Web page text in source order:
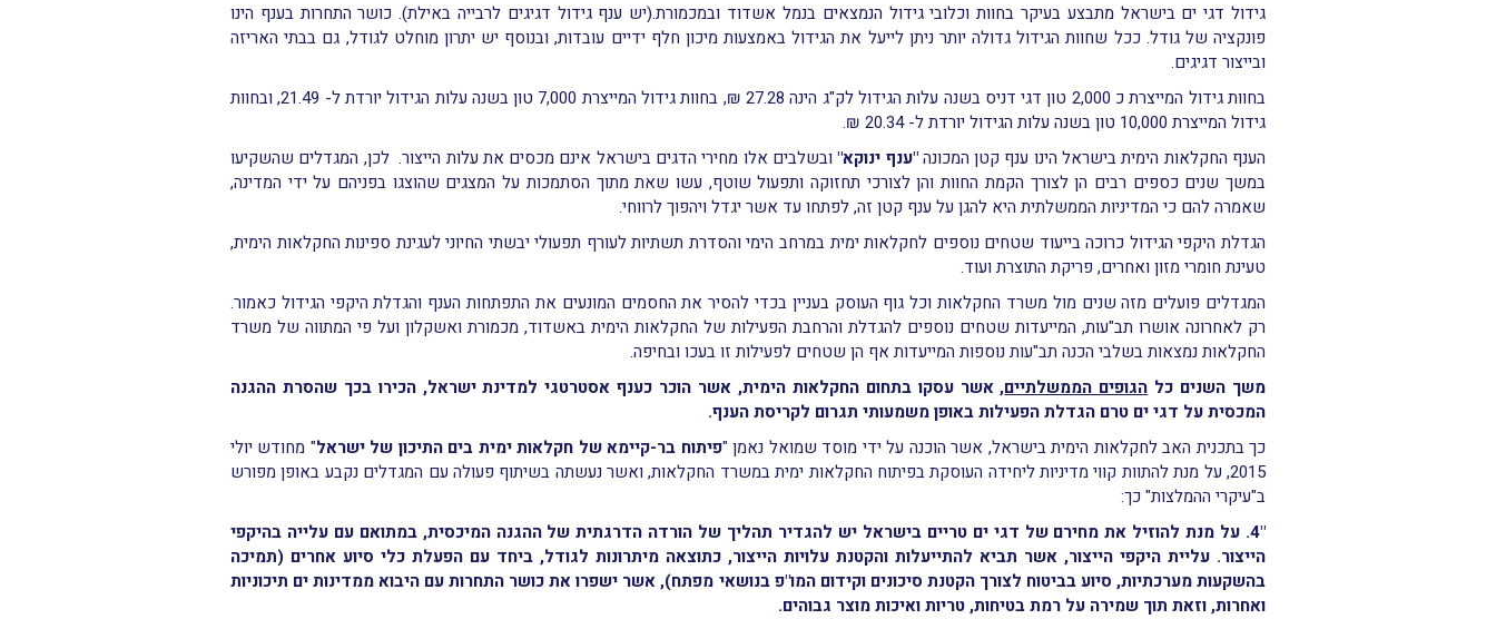
גידול דגי ים בישראל מתבצע בעיקר בחוות וכלובי גידול הנמצאים בנמל אשדוד ובמכמורת.(יש ענף גידול דגיגים לרבייה באילת). כושר התחרות בענף הינו
פונקציה של גודל. ככל שחוות הגידול גדולה יותר ניתן לייעל את הגידול באמצעות מיכון חלף ידיים עובדות, ובנוסף יש יתרון מוחלט לגודל, גם בבתי האריזה
ובייצור דגיגים.
בחוות גידול המייצרת כ 2,000 טון דגי דניס בשנה עלות הגידול לק"ג הינה 27.28 ₪, בחוות גידול המייצרת 7,000 טון בשנה עלות הגידול יורדת ל- 21.49, ובחוות
גידול המייצרת 10,000 טון בשנה עלות הגידול יורדת ל- 20.34 ₪.
הענף החקלאות הימית בישראל הינו ענף קטן המכונה"ענף ינוקא"ובשלבים אלו מחירי הדגים בישראל אינם מכסים את עלות הייצור. לכן, המגדלים שהשקיעו
במשך שנים כספים רבים הן לצורך הקמת החוות והן לצורכי תחזוקה ותפעול שוטף, עשו שאת מתוך הסתמכות על המצגים שהוצגו בפניהם על ידי המדינה,
שאמרה להם כי המדיניות הממשלתית היא להגן על ענף קטן זה, לפתחו עד אשר יגדל ויהפוך לרווחי.
הגדלת היקפי הגידול כרוכה בייעוד שטחים נוספים לחקלאות ימית במרחב הימי והסדרת תשתיות לעורף תפעולי יבשתי החיוני לעגינת ספינות החקלאות הימית,
טעינת חומרי מזון ואחרים, פריקת התוצרת ועוד.
המגדלים פועלים מזה שנים מול משרד החקלאות וכל גוף העוסק בעניין בכדי להסיר את החסמים המונעים את התפתחות הענף והגדלת היקפי הגידול כאמור.
רק לאחרונה אושרו תב"עות, המייעדות שטחים נוספים להגדלת והרחבת הפעילות של החקלאות הימית באשדוד, מכמורת ואשקלון ועל פי המתווה של משרד
החקלאות נמצאות בשלבי הכנה תב"עות נוספות המייעדות אף הן שטחים לפעילות זו בעכו ובחיפה.
משך השנים כל הגופים הממשלתיים, אשר עסקו בתחום החקלאות הימית, אשר הוכר כענף אסטרטגי למדינת ישראל, הכירו בכך שהסרת ההגנה
המכסית על דגי ים טרם הגדלת הפעילות באופן משמעותי תגרום לקריסת הענף.
כך בתכנית האב לחקלאות הימית בישראל, אשר הוכנה על ידי מוסד שמואל נאמן "פיתוח בר-קיימא של חקלאות ימית בים התיכון של ישראל" מחודש יולי
2015, על מנת להתוות קווי מדיניות ליחידה העוסקת בפיתוח החקלאות ימית במשרד החקלאות, ואשר נעשתה בשיתוף פעולה עם המגדלים נקבע באופן מפורש
ב"עיקרי ההמלצות" כך:
"4. על מנת להוזיל את מחירם של דגי ים טריים בישראל יש להגדיר תהליך של הורדה הדרגתית של ההגנה המיכסית, במתואם עם עלייה בהיקפי
הייצור. עליית היקפי הייצור, אשר תביא להתייעלות והקטנת עלויות הייצור, כתוצאה מיתרונות לגודל, ביחד עם הפעלת כלי סיוע אחרים (תמיכה
בהשקעות מערכתיות, סיוע בביטוח לצורך הקטנת סיכונים וקידום המו"פ בנושאי מפתח), אשר ישפרו את כושר התחרות עם היבוא ממדינות ים תיכוניות
ואחרות,וזאת תוך שמירה על רמת בטיחות, טריות ואיכות מוצר גבוהים.